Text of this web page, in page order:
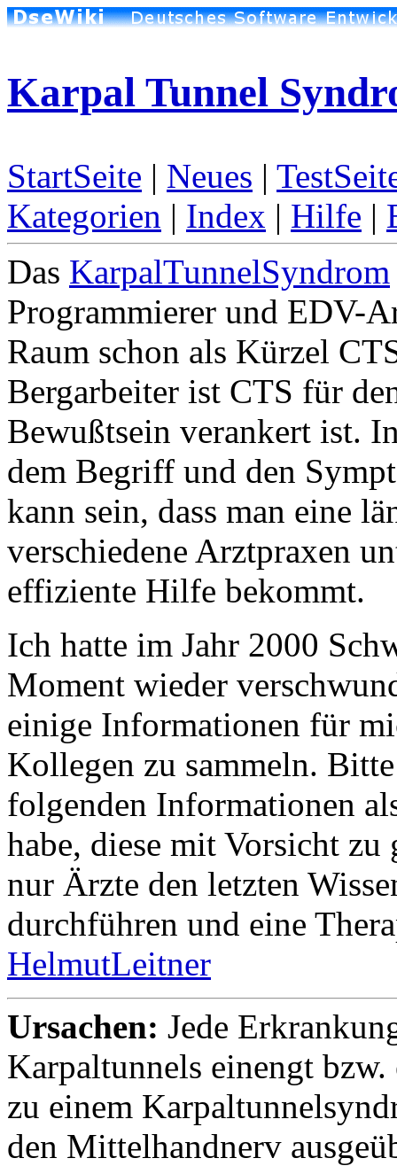
Karpal Tunnel
StartSeite | Neues |
Kategorien | Index | Hilfe |
Das KarpalTunnelSyndrom
Programmierer und EDV-
Raum schon als Kürzel
Bergarbeiter ist CTS für
Bewußtsein verankert ist.
dem Begriff und den
kann sein, dass man eine
verschiedene Arztpraxen
effiziente Hilfe bekommt.
Ich hatte im Jahr 2000
Moment wieder
einige Informationen für
Kollegen zu sammeln.
folgenden Informationen
habe, diese mit Vorsicht
nur Ärzte den letzten
durchführen und eine
HelmutLeitner
Ursachen: Jede
Karpaltunnels einengt
zu einem
den Mittelhandnerv